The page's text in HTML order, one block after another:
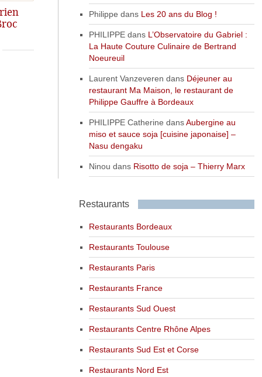
Philippe dans Les 20 ans du Blog !
PHILIPPEdans L’Observatoire du Gabriel :
La Haute Couture Culinaire de Bertrand
Noeureuil
Laurent Vanzeveren dans Déjeuner au
restaurant Ma Maison, le restaurant de
Philippe Gauffre à Bordeaux
PHILIPPE Catherine dansAubergine au
miso et sauce soja [cuisine japonaise] –
Nasu dengaku
Ninou dans Risotto de soja – Thierry Marx
Restaurants
Restaurants Bordeaux
Restaurants Toulouse
Restaurants Paris
Restaurants France
Restaurants Sud Ouest
Restaurants Centre Rhône Alpes
Restaurants Sud Est et Corse
Restaurants Nord Est